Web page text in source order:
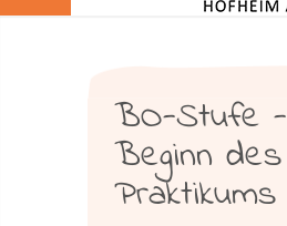
BO-Stufe -
Beginn des
Praktikums